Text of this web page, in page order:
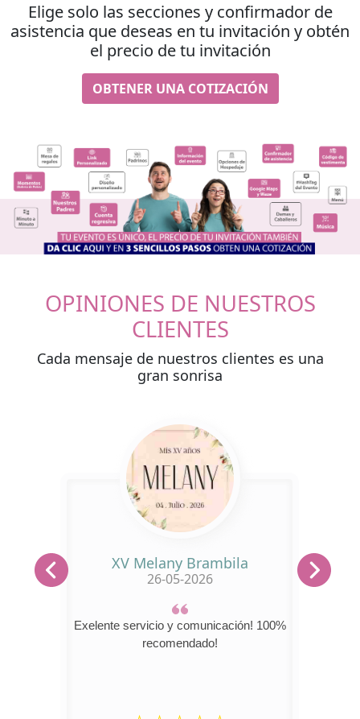
Elige solo las secciones y confirmador de
asistencia que deseas en tu invitación y obtén
el precio de tu invitación
OBTENER UNA COTIZACIÓN